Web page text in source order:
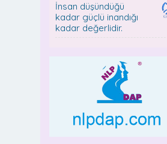
İnsan düşündüğü
kadar güçlü inandığı
kadar değerlidir.